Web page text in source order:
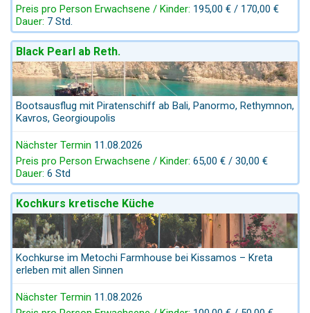
Preis pro Person Erwachsene / Kinder: 195,00 € / 170,00 €
Dauer: 7 Std.
Black Pearl ab Reth.
Bootsausflug mit Piratenschiff ab Bali, Panormo, Rethymnon,
Kavros, Georgioupolis
Nächster Termin 11.08.2026
Preis pro Person Erwachsene / Kinder: 65,00 € / 30,00 €
Dauer: 6 Std
Kochkurs kretische Küche
Kochkurse im Metochi Farmhouse bei Kissamos – Kreta
erleben mit allen Sinnen
Nächster Termin 11.08.2026